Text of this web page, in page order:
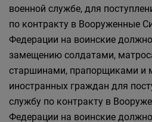
военной службе, для
по контракту в Вооруженные
Федерации на воинские
замещению солдатами,
старшинами, прапорщиками и
иностранных граждан для
службу по контракту в
Федерации на воинские